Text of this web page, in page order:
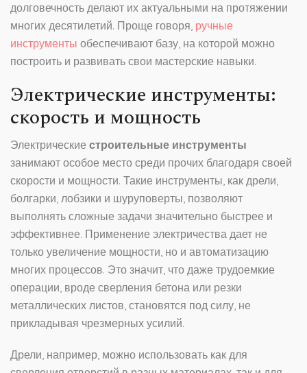
долговечность делают их актуальными на протяжении
многих десятилетий. Проще говоря, ручные
инструменты обеспечивают базу, на которой можно
построить и развивать свои мастерские навыки.
Электрические инструменты:
скорость и мощность
Электрические строительные инструменты
занимают особое место среди прочих благодаря своей
скорости и мощности. Такие инструменты, как дрели,
болгарки, лобзики и шуруповерты, позволяют
выполнять сложные задачи значительно быстрее и
эффективнее. Применение электричества дает не
только увеличение мощности, но и автоматизацию
многих процессов. Это значит, что даже трудоемкие
операции, вроде сверления бетона или резки
металлических листов, становятся под силу, не
прикладывая чрезмерных усилий.
Дрели, например, можно использовать как для